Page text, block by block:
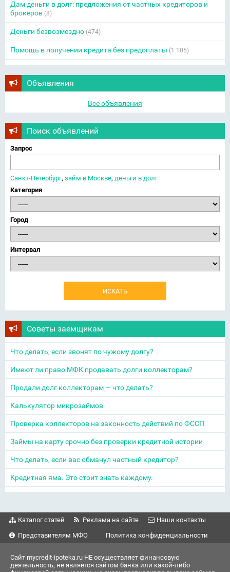
Дам деньги в долг: предложения от частных кредиторов и
брокеров (8)
Деньги безвозмездно (474)
Помощь в получении кредита без предоплаты (1 105)
Объявления
Все объявления
Поиск объявлений
Запрос
Санкт-Петербург, займ в Москве, деньги в долг
Категория
Город
Интервал
Советы заемщикам
Что делать, если звонят по чужому долгу?
Имеют ли право МФК продавать долги коллекторам?
Продали долг коллекторам — что делать?
Калькулятор микрозаймов
Проверка коллекторов на законность действий по ФССП
Займы на карту срочно без проверки кредитной истории
Что делать, если вас обманул частный кредитор?
Кредитная яма. Это стоит знать каждому.
Каталог статей Реклама на сайте
Наши контакты
Представителям МФО
Политика конфиденциальности
Сайт mycredit-ipoteka.ru НЕ осуществляет финансовую
деятельность, не является сайтом банка или какой-либо